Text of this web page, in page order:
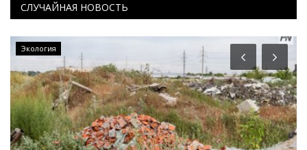
СЛУЧАЙНАЯ НОВОСТЬ
Экология